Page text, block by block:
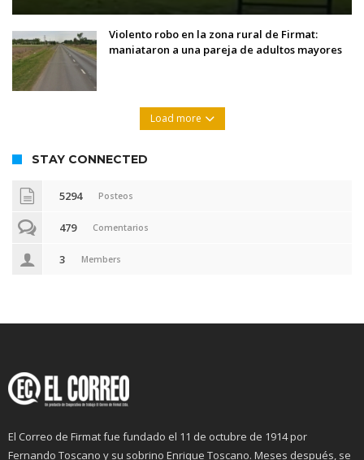
Violento robo en la zona rural de Firmat:
maniataron a una pareja de adultos mayores
Load more
STAY CONNECTED
5294 Posteos
479 Comentarios
3 Members
El Correo de Firmat fue fundado el 11 de octubre de 1914 por
Fernando Toscano y su sobrino Enrique Toscano. Meses después, se